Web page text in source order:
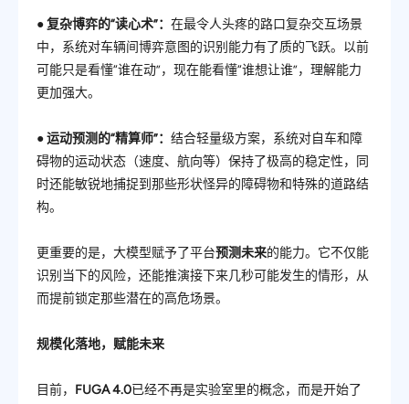
●复杂博弈的“读心术”： 在最令人头疼的路口复杂交互场景
中，系统对车辆间博弈意图的识别能力有了质的飞跃。以前
可能只是看懂“谁在动”，现在能看懂“谁想让谁”，理解能力
更加强大。
●运动预测的“精算师”： 结合轻量级方案，系统对自车和障
碍物的运动状态（速度、航向等）保持了极高的稳定性，同
时还能敏锐地捕捉到那些形状怪异的障碍物和特殊的道路结
构。
更重要的是，大模型赋予了平台预测未来的能力。它不仅能
识别当下的风险，还能推演接下来几秒可能发生的情形，从
而提前锁定那些潜在的高危场景。
规模化落地，赋能未来
目前， FUGA 4.0已经不再是实验室里的概念，而是开始了